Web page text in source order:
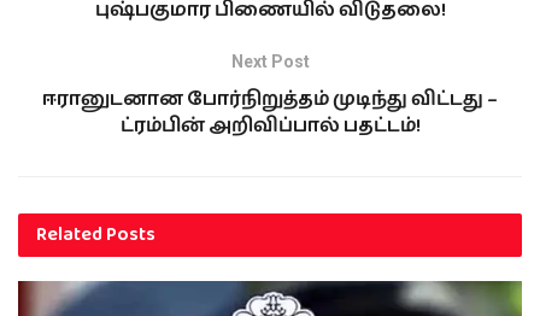
புஷ்பகுமார பிணையில் விடுதலை!
Next Post
ஈரானுடனான போர்நிறுத்தம் முடிந்து விட்டது –
ட்ரம்பின் அறிவிப்பால் பதட்டம்!
RelatedPosts